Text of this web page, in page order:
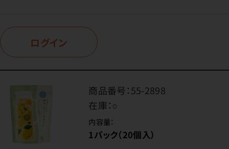
ログイン
商品番号：55-2898
在庫：○
内容量：
1パック（20個入）